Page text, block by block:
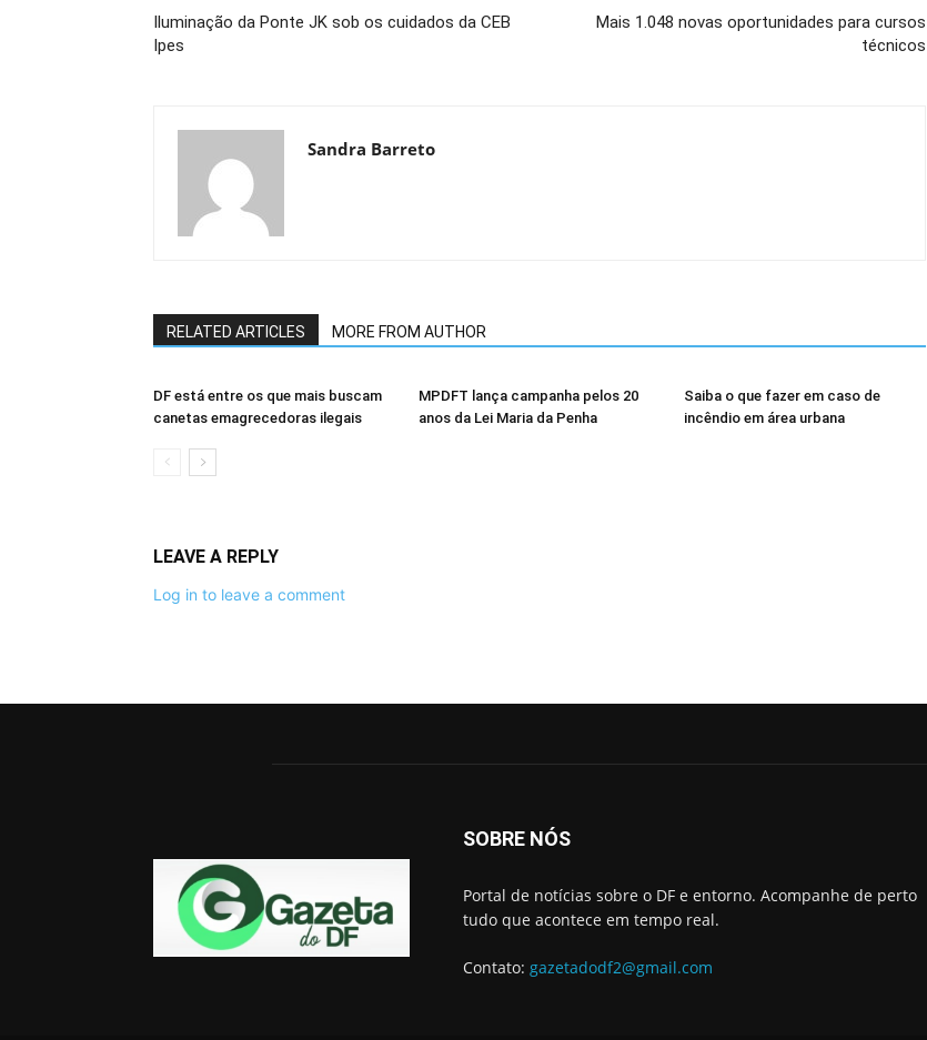
Iluminação da Ponte JK sob os cuidados da CEB
Ipes
Mais 1.048 novas oportunidades para cursos
técnicos
Sandra Barreto
RELATED ARTICLES MORE FROM AUTHOR
DF está entre os que mais buscam
canetas emagrecedoras ilegais
MPDFT lança campanha pelos 20
anos da Lei Maria da Penha
Saiba o que fazer em caso de
incêndio em área urbana
LEAVE A REPLY
Log in to leave a comment
SOBRE NÓS
Portal de notícias sobre o DF e entorno. Acompanhe de perto
tudo que acontece em tempo real.
Contato: gazetadodf2@gmail.com